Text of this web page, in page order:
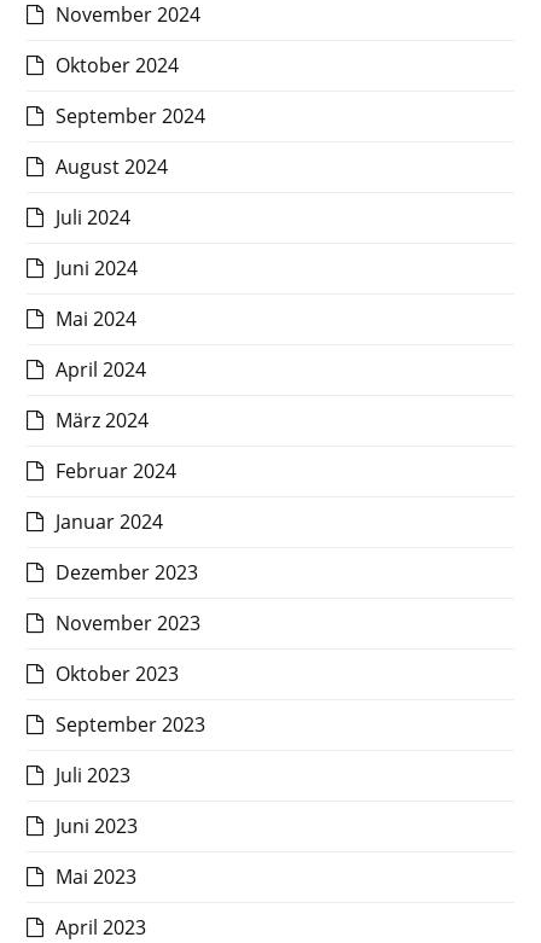
November 2024
Oktober 2024
September 2024
August 2024
Juli 2024
Juni 2024
Mai 2024
April 2024
März 2024
Februar 2024
Januar 2024
Dezember 2023
November 2023
Oktober 2023
September 2023
Juli 2023
Juni 2023
Mai 2023
April 2023